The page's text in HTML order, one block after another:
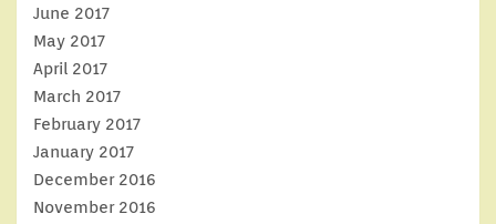
June 2017
May 2017
April 2017
March 2017
February 2017
January 2017
December 2016
November 2016